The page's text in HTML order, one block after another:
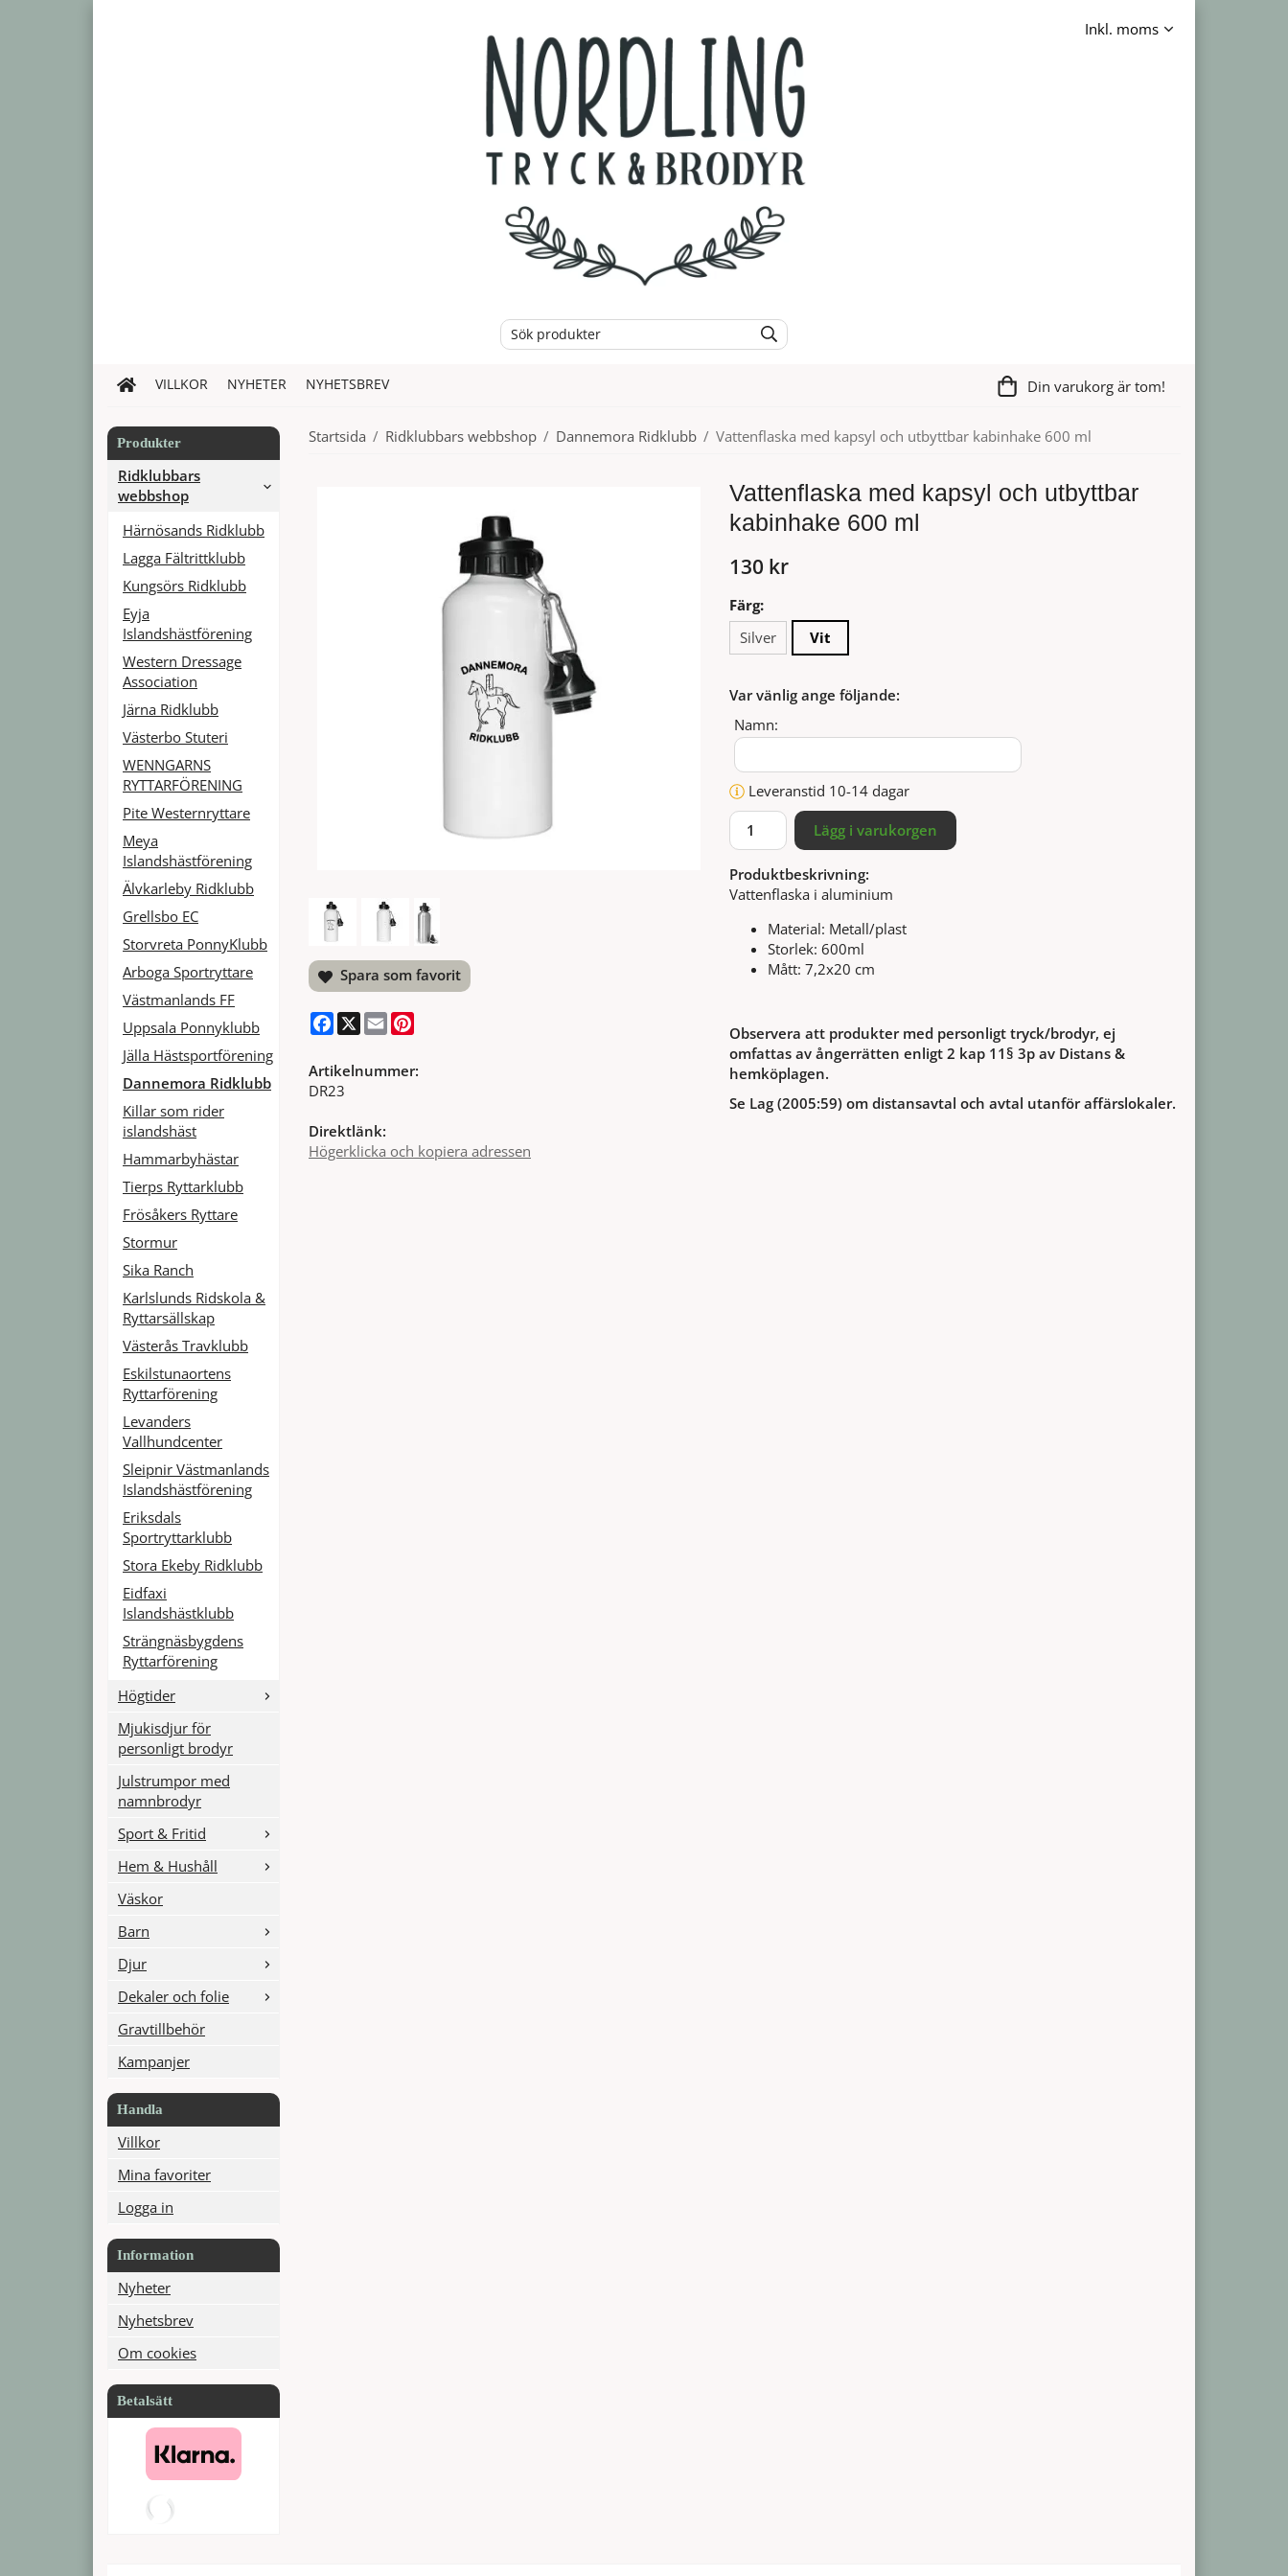
VILLKOR NYHETER NYHETSBREV Din varukorg är tom!
Produkter
Ridklubbars
webbshop
Härnösands Ridklubb
Lagga Fältrittklubb
Kungsörs Ridklubb
Eyja
Islandshästförening
Western Dressage
Association
Järna Ridklubb
Västerbo Stuteri
WENNGARNS
RYTTARFÖRENING
Pite Westernryttare
Meya
Islandshästförening
Älvkarleby Ridklubb
Grellsbo EC
Storvreta PonnyKlubb
Arboga Sportryttare
Västmanlands FF
Uppsala Ponnyklubb
Jälla Hästsportförening
Dannemora Ridklubb
Killar som rider
islandshäst
Hammarbyhästar
Tierps Ryttarklubb
Frösåkers Ryttare
Stormur
Sika Ranch
Karlslunds Ridskola &
Ryttarsällskap
Västerås Travklubb
Eskilstunaortens
Ryttarförening
Levanders
Vallhundcenter
Sleipnir Västmanlands
Islandshästförening
Eriksdals
Sportryttarklubb
Stora Ekeby Ridklubb
Eidfaxi
Islandshästklubb
Strängnäsbygdens
Ryttarförening
Högtider
Mjukisdjur för
personligt brodyr
Julstrumpor med
namnbrodyr
Sport & Fritid
Hem & Hushåll
Väskor
Barn
Djur
Dekaler och folie
Gravtillbehör
Kampanjer
Handla
Villkor
Mina favoriter
Logga in
Information
Nyheter
Nyhetsbrev
Om cookies
Betalsätt
Startsida / Ridklubbars webbshop / Dannemora Ridklubb / Vattenflaska med kapsyl och utbyttbar kabinhake 600 ml
Vattenflaska med kapsyl och utbyttbar
kabinhake 600 ml
130 kr
Färg:
Silver
Vit
Var vänlig ange följande:
Namn:
Leveranstid 10-14 dagar
Lägg i varukorgen
Produktbeskrivning:
Vattenflaska i aluminium
Material: Metall/plast
Storlek: 600ml
Mått: 7,2x20 cm
Observera att produkter med personligt tryck/brodyr, ej
omfattas av ångerrätten enligt 2 kap 11§ 3p av Distans &
hemköplagen.
Se Lag (2005:59) om distansavtal och avtal utanför affärslokaler.
Spara som favorit
Facebook
X Email
Artikelnummer:
DR23
Direktlänk:
Högerklicka och kopiera adressen